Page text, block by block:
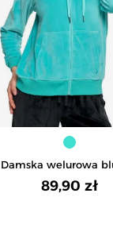
Damska welurowa
kapturem i
TURKUSOWY
89,90 zł